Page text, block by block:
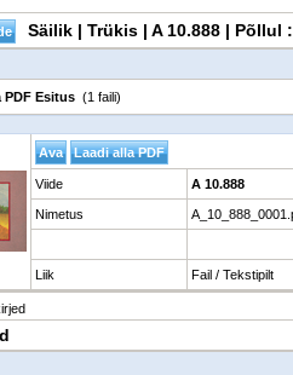
Säilik | Trükis | A 10.888 | Põllul
Esitus (1 faili)
Viide A 10.888
Nimetus
Liik Fail / Tekstipilt